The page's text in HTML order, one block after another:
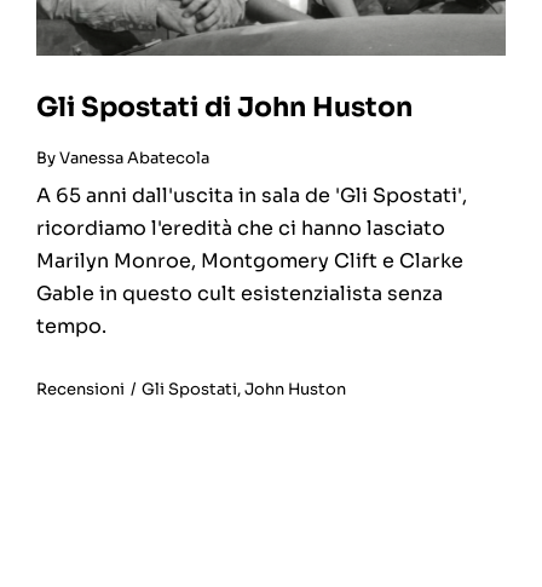
Gli Spostati di John Huston
ByVanessa Abatecola
A 65 anni dall'uscita in sala de 'Gli Spostati',
ricordiamo l'eredità che ci hanno lasciato
Marilyn Monroe, Montgomery Clift e Clarke
Gable in questo cult esistenzialista senza
tempo.
Recensioni / Gli Spostati,John Huston